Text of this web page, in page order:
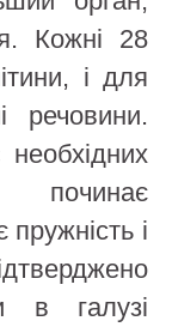
Кожні 28
і для
речовини.
починає
і
в галузі